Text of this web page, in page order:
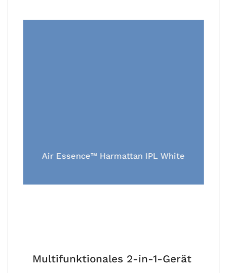
Air Essence™ Harmattan IPL White
Multifunktionales 2-in-1-Gerät